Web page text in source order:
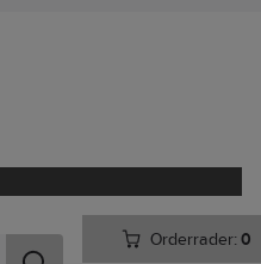
Orderrader:0